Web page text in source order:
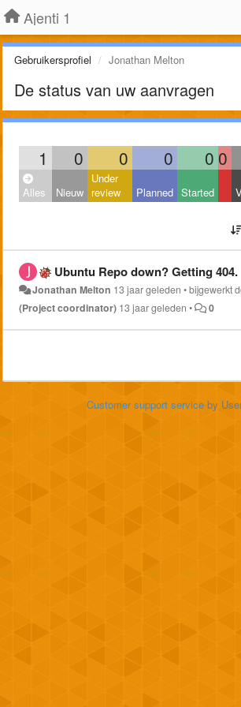
Ajenti 1
Gebruikersprofiel Jonathan Melton
De status van uw aanvragen
1 0 0 0 0 0
Alles Nieuw
Under
review
Planned Started
Ubuntu Repo down? Getting 404.
Jonathan Melton 13 jaar geleden •bijgewerkt
(Project coordinator) 13 jaar geleden • 0
Customer support service by